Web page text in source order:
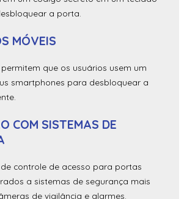
a porta.
MÓVEIS
que os usuários usem um
smartphones para desbloquear a
COM SISTEMAS DE
controle de acesso para portas
a sistemas de segurança mais
de vigilância e alarmes.